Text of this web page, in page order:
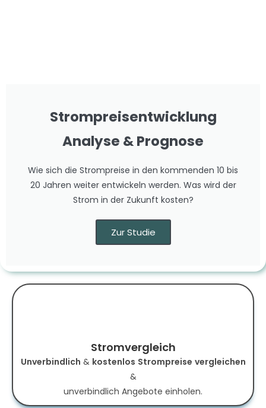
Strompreisentwicklung
Analyse & Prognose​
Wie sich die Strompreise in den kommenden 10 bis
20 Jahren weiter entwickeln werden. Was wird der
Strom in der Zukunft kosten?
Zur Studie
Stromvergleich
Unverbindlich & kostenlos Strompreise vergleichen
&
unverbindlich Angebote einholen.